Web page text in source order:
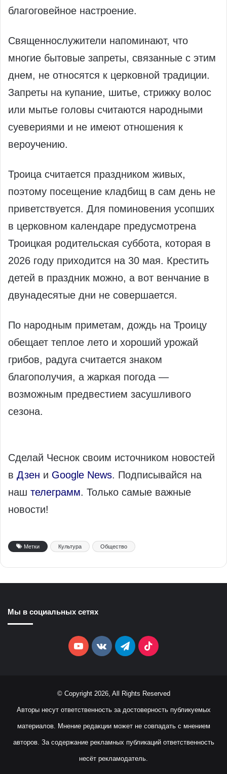
благоговейное настроение.
Священнослужители напоминают, что
многие бытовые запреты, связанные с этим
днем, не относятся к церковной традиции.
Запреты на купание, шитье, стрижку волос
или мытье головы считаются народными
суевериями и не имеют отношения к
вероучению.
Троица считается праздником живых,
поэтому посещение кладбищ в сам день не
приветствуется. Для поминовения усопших
в церковном календаре предусмотрена
Троицкая родительская суббота, которая в
2026 году приходится на 30 мая. Крестить
детей в праздник можно, а вот венчание в
двунадесятые дни не совершается.
По народным приметам, дождь на Троицу
обещает теплое лето и хороший урожай
грибов, радуга считается знаком
благополучия, а жаркая погода —
возможным предвестием засушливого
сезона.
Сделай Чеснок своим источником новостей
в Дзен и Google News. Подписывайся на
наш телеграмм. Только самые важные
новости!
Метки Культура Общество
Мы в социальных сетях
YouTubevk.comTelegramTikTok
© Copyright 2026, All Rights Reserved
Авторы несут ответственность за достоверность публикуемых
материалов. Мнение редакции может не совпадать с мнением
авторов. За содержание рекламных публикаций ответственность
несёт рекламодатель.